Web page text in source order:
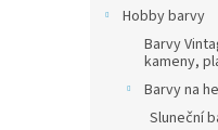
Hobby barvy
Barvy
kameny,
Barvy na
Sluneční